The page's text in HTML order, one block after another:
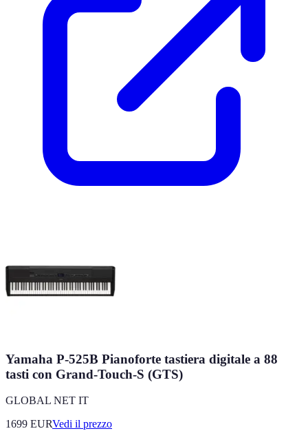
Yamaha P-525B Pianoforte tastiera digitale a 88
tasti con Grand-Touch-S (GTS)
GLOBAL NET IT
1699 EURVedi il prezzo